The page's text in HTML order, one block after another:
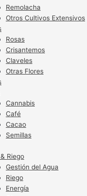
Remolacha
Otros Cultivos Extensivos
Rosas
Crisantemos
Claveles
Otras Flores
Cannabis
Café
Cacao
Semillas
Riego
Gestión del Agua
Riego
Energía